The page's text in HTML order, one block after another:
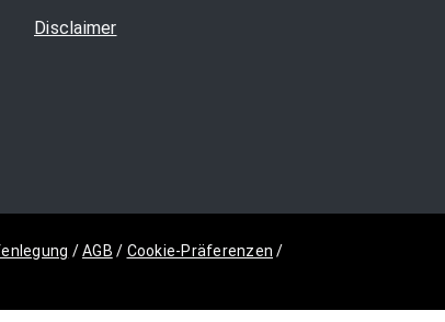
Disclaimer
/AGB / Cookie-Präferenzen /